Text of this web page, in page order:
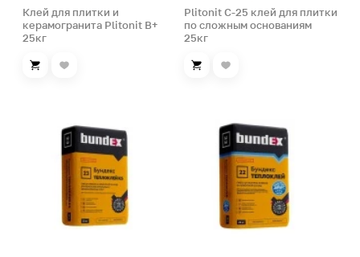
Клей для плитки и
керамогранита Plitonit В+
25кг
Plitonit С-25 клей для плитки
по сложным основаниям
25кг